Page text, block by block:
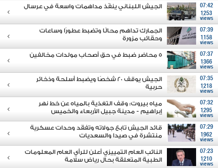
07:42
1253
views
الجيش اللبناني ينفّذ مداهمات واسعة في عرسال
07:39
1158
views
الجمارك تداهم محالًا وتضبط عطورًا وساعات
وحقائب مزورة
07:37
1366
views
5 محاضر ضبط في حق أصحاب مولدات مخالفين
07:35
1218
views
الجيش يوقف 20 شخصًا ويضبط أسلحة وذخائر
حربية
07:32
1295
views
مياه بيروت: وقف التغذية بالمياه عن خط نهر
إبراهيم - مدينة جبيل الأربعاء والخميس
07:29
1962
views
قائد الجيش تابع جولاته وتفقَد وحدات عسكرية
منتشرة في صيدا والسعديات
07:23
1210
views
النائب العام التمييزي أعلن للرأي العام المعلومات
الطبية المتعلقة بحال رياض سلامة